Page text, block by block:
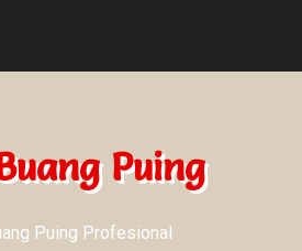
Puing
Puing Profesional